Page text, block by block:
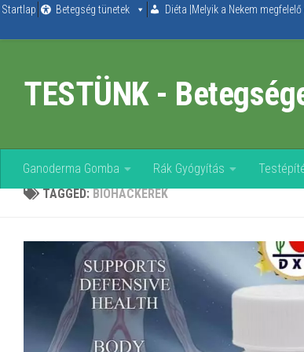
Skip to content
Startlap Betegség tünetek Diéta |Melyik a Nekem megfelelő
TESTÜNK -
Ganoderma Gomba Rák Gyógyítás
TAGGED:BIOHACKEREK